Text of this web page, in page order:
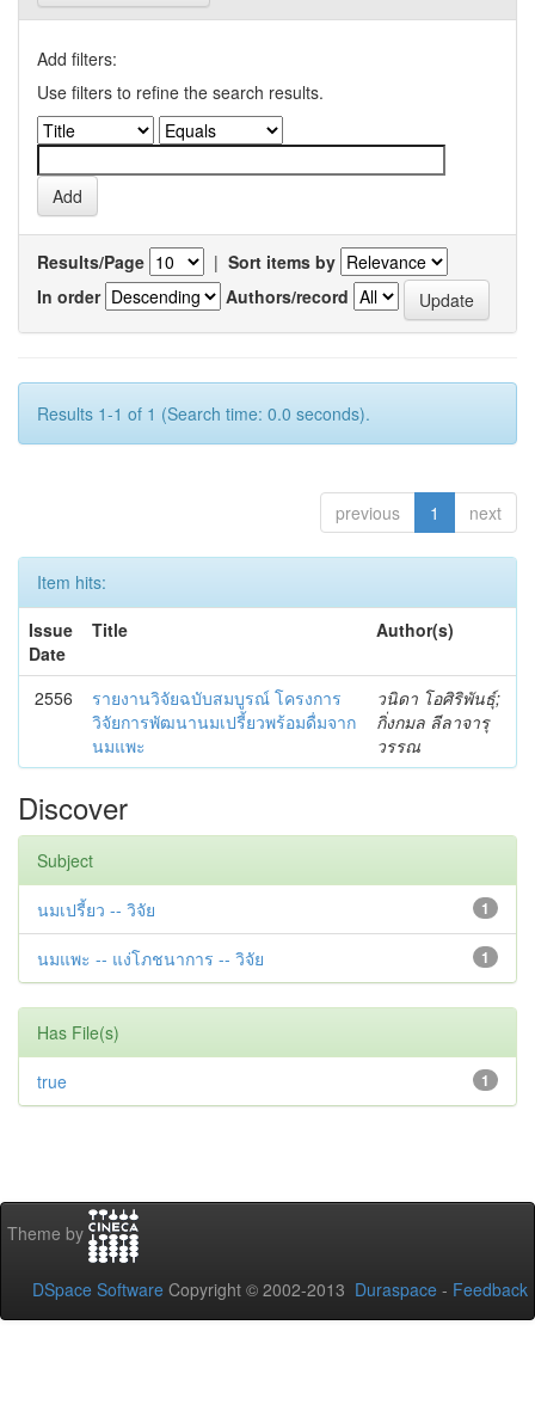
Add filters:
Use filters to refine the search results.
Results/Page | Sort items by
In order
Authors/record
Results 1-1 of 1 (Search time: 0.0 seconds).
previous 1 next
Item hits:
Issue
Date
Title Author(s)
2556
รายงานวิจัยฉบับสมบูรณ์ โครงการ
วิจัยการพัฒนานมเปรี้ยวพร้อมดื่มจาก
นมแพะ
วนิดา โอศิริพันธุ์;
กิ่งกมล ลีลาจารุ
วรรณ
Discover
Subject
1
นมเปรี้ยว -- วิจัย
1
นมแพะ -- แง่โภชนาการ -- วิจัย
Has File(s)
1
true
Theme by
DSpace Software Copyright © 2002-2013 Duraspace - Feedback